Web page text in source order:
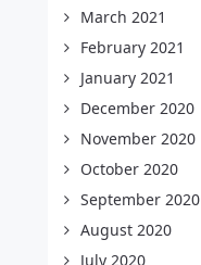
March 2021
February 2021
January 2021
December 2020
November 2020
October 2020
September 2020
August 2020
July 2020